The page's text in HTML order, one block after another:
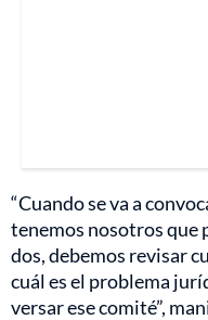
“Cuando se va a
tenemos nosotros que
dos, debemos revisar
cuál es el problema
versar ese comité”,